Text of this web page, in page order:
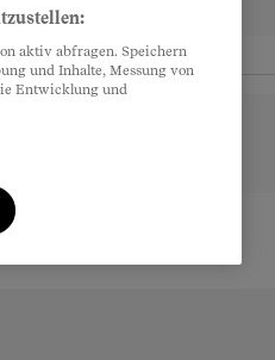
aktiv abfragen. Speichern
und Inhalte, Messung von
Entwicklung und